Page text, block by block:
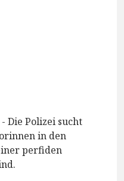
Die Polizei sucht
in den
perfiden